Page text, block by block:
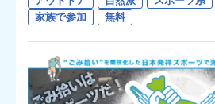
家族で参加
無料